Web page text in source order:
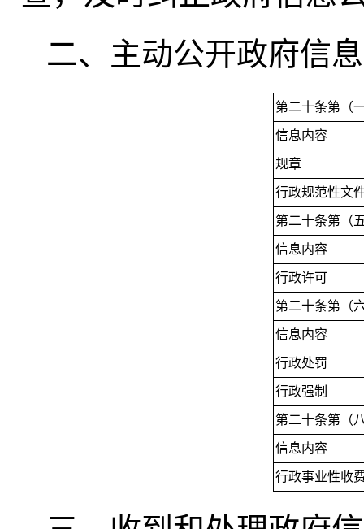
二、主动公开政府信
第二十条第（
信息内容
规章
行政规范性文
第二十条第（
信息内容
行政许可
第二十条第（
信息内容
行政处罚
行政强制
第二十条第（
信息内容
行政事业性收